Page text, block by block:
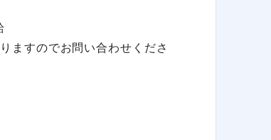
ますのでお問い合わせくださ